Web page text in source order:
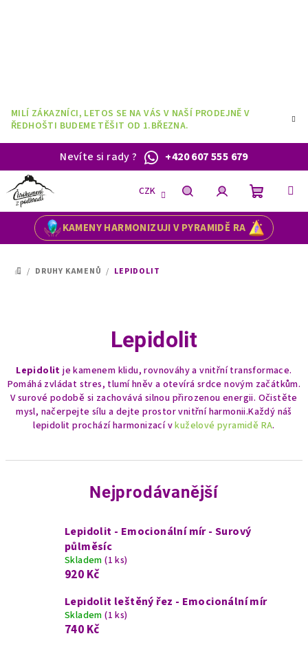
MILÍ ZÁKAZNÍCI, LETOS SE NA VÁS V NAŠÍ PRODEJNĚ V
ŘEDHOŠTI BUDEME TĚŠIT OD 1.BŘEZNA.
Nevíte si rady? +420 607 555 679
KAMENY HARMONIZUJI V PYRAMIDĚ RA
CZK
HledatPřihlášeníNákupní
DOMŮ
/ DRUHY KAMENŮ / LEPIDOLIT
Lepidolit
Lepidolitje kamenem klidu, rovnováhy a vnitřní transformace.
Pomáhá zvládat stres, tlumí hněv a otevírá srdce novým začátkům.
V surové podobě si zachovává silnou přirozenou energii. Očistěte
mysl, načerpejte sílu a dejte prostor vnitřní harmonii.Každý náš
lepidolit prochází harmonizací vkuželové pyramidě RA.
Nejprodávanější
Lepidolit - Emocionální mír - Surový
půlměsíc
Skladem(1 ks)
920 Kč
Lepidolit leštěný řez - Emocionální mír
Skladem(1 ks)
740 Kč